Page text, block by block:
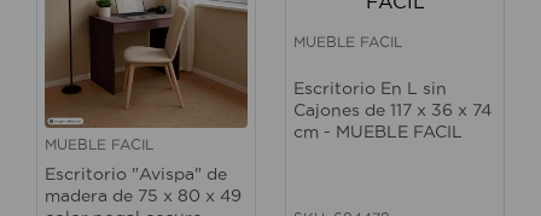
MUEBLE FACIL
Escritorio "Avispa" de
madera de 75 x 80 x 49
MUEBLE FACIL
Escritorio En L sin
Cajones de 117 x 36 x 74
cm - MUEBLE FACIL